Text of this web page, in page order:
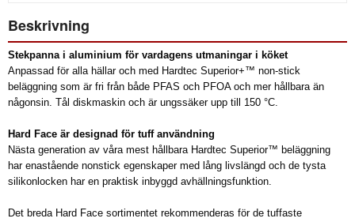
Beskrivning
Stekpanna i aluminium för vardagens utmaningar i köket
Anpassad för alla hällar och med Hardtec Superior+™ non-stick
beläggning som är fri från både PFAS och PFOA och mer hållbara än
någonsin. Tål diskmaskin och är ungssäker upp till 150 °C.
Hard Face är designad för tuff användning
Nästa generation av våra mest hållbara Hardtec Superior™ beläggning
har enastående nonstick egenskaper med lång livslängd och de tysta
silikonlocken har en praktisk inbyggd avhällningsfunktion.
Det breda Hard Face sortimentet rekommenderas för de tuffaste